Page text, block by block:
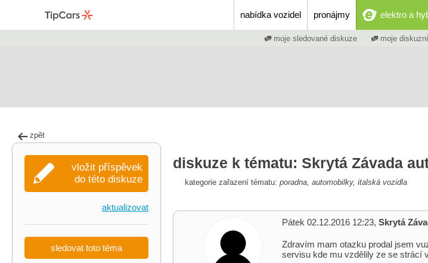
nabídka vozidel pronájmy elektro a
moje sledované diskuze moje
zpět
diskuze k tématu: Skrytá Závada
kategorie zařazení tématu: poradna, automobilky, italská vozidla
Pátek 02.12.2016 12:23, Skrytá
Zdravím mam otazku prodal jsem
servisu kde mu vzdělily ze se strácí
vložit příspěvek
do této diskuze
aktualizovat
sledovat toto téma